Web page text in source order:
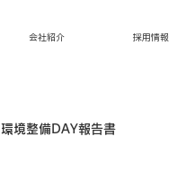
会社紹介 採用情報
環境整備DAY報告書